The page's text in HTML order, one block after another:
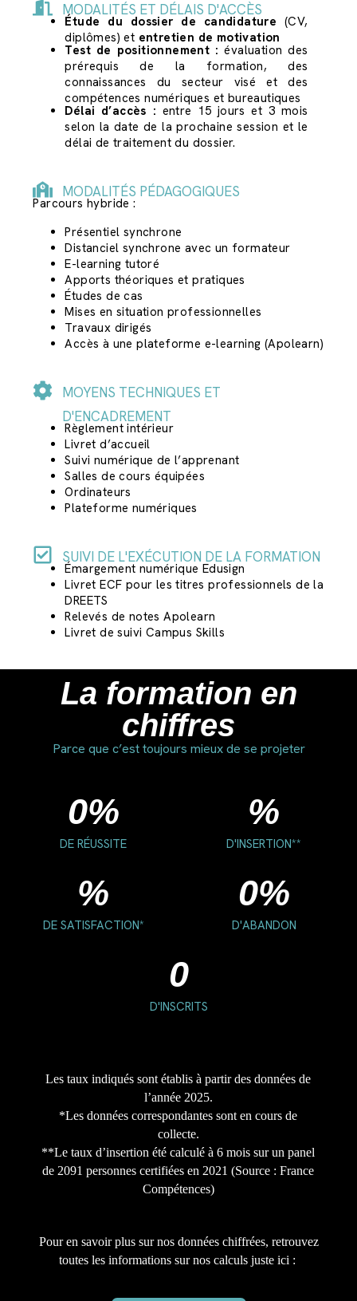
MODALITÉS ET DÉLAIS D'ACCÈS
Étude du dossier de candidature (CV,
diplômes) et entretien de motivation
Test de positionnement : évaluation des
prérequis de la formation, des
connaissances du secteur visé et des
compétences numériques et bureautiques
Délai d’accès : entre 15 jours et 3 mois
selon la date de la prochaine session et le
délai de traitement du dossier.
MODALITÉS PÉDAGOGIQUES
Parcours hybride :
Présentiel synchrone
Distanciel synchrone avec un formateur
E-learning tutoré
Apports théoriques et pratiques
Études de cas
Mises en situation professionnelles
Travaux dirigés
Accès à une plateforme e-learning (Apolearn)
MOYENS TECHNIQUES ET
D'ENCADREMENT
Règlement intérieur
Livret d’accueil
Suivi numérique de l’apprenant
Salles de cours équipées
Ordinateurs
Plateforme numériques
SUIVI DE L'EXÉCUTION DE LA FORMATION
Émargement numérique Edusign
Livret ECF pour les titres professionnels de la
DREETS
Relevés de notes Apolearn
Livret de suivi Campus Skills
La formation en
chiffres
Parce que c’est toujours mieux de se projeter
DE RÉUSSITE
0%
D'INSERTION**
%
DE SATISFACTION*
%
D'ABANDON
0%
D'INSCRITS
0
Les taux indiqués sont établis à partir des données de
l’année 2025.
*Les données correspondantes sont en cours de
collecte.
**Le taux d’insertion été calculé à 6 mois sur un panel
de 2091 personnes certifiées en 2021 (Source : France
Compétences)
Pour en savoir plus sur nos données chiffrées, retrouvez
toutes les informations sur nos calculs juste ici :